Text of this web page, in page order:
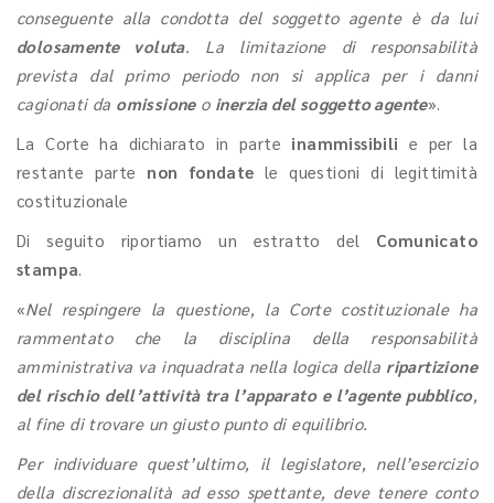
conseguente alla condotta del soggetto agente è da lui
dolosamente voluta. La limitazione di responsabilità
prevista dal primo periodo non si applica per i danni
cagionati da omissioneo inerzia del soggetto agente».
La Corte ha dichiarato in parte inammissibili e per la
restante parte non fondate le questioni di legittimità
costituzionale
Di seguito riportiamo un estratto del Comunicato
stampa.
«Nel respingere la questione, la Corte costituzionale ha
rammentato che la disciplina della responsabilità
amministrativa va inquadrata nella logica della ripartizione
del rischio dell’attività tra l’apparato e l’agente pubblico,
al fine di trovare un giusto punto di equilibrio.
Per individuare quest’ultimo, il legislatore, nell’esercizio
della discrezionalità ad esso spettante, deve tenere conto